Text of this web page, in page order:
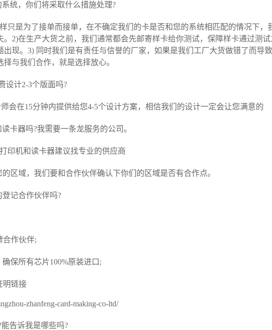
统，你们将采取什么措施处理?
是为了接单而接单，在不确定我们的卡是否和您的系统相匹配的情况下，
2)在生产大货之前，我们通常都会先邮寄样卡给你测试，保障样卡通过测
现。3) 同时我们是有责任与信誉的厂家，如果是我们工厂大货做错了而导
与我们合作，就是选择放心。
计2-3个版面吗?
在15分钟内提供给您4-5个设计方案，相信我们的设计一定会让您满意的
器吗?我需要一条龙服务的公司。
机和读卡器建议找专业的供应商
域，我们要和合作伙伴确认下你们的区域是否有合作点。
记合作伙伴吗?
作伙伴;
保所有芯片100%原装进口;
链接
zhanfeng-card-making-co-ltd/
告诉我是哪些吗?